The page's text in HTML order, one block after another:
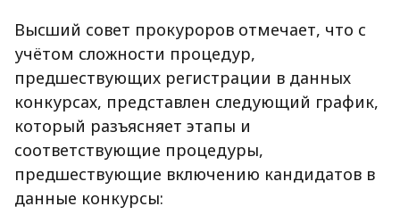
Высший совет прокуроров отмечает, что с
учётом сложности процедур,
предшествующих регистрации в данных
конкурсах, представлен следующий график,
который разъясняет этапы и
соответствующие процедуры,
предшествующие включению кандидатов в
данные конкурсы: